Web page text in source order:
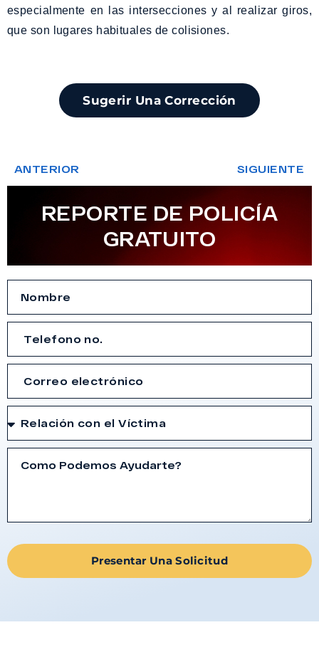
especialmente en las intersecciones y al realizar giros,
que son lugares habituales de colisiones.
Sugerir Una Corrección
ANTERIOR SIGUIENTE
REPORTE DE POLICÍA
GRATUITO
Presentar Una Solicitud